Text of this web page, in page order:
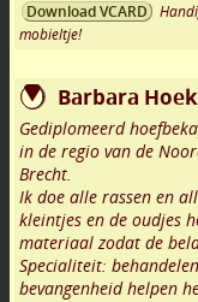
Download VCARD
mobieltje!
Barbara
Gediplomeerd
in de regio van de
Brecht.
Ik doe alle rassen en
kleintjes en de oudjes
materiaal zodat de
Specialiteit:
bevangenheid helpen